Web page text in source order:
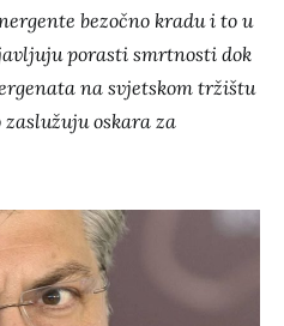
bezočno kradu i to u
porasti smrtnosti dok
na svjetskom tržištu
oskara za